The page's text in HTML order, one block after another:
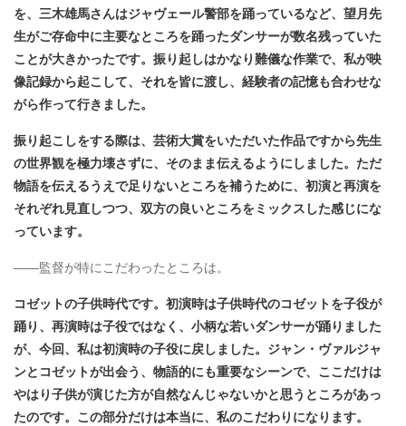
を、三木雄馬さんはジャヴェール警部を踊っているなど、望月先
生がご存命中に主要なところを踊ったダンサーが数名残っていた
ことが大きかったです。振り起しはかなり難儀な作業で、私が映
像記録から起こして、それを皆に渡し、経験者の記憶も合わせな
がら作って行きました。
振り起こしをする際は、芸術大賞をいただいた作品ですから先生
の世界観を極力壊さずに、そのまま伝えるようにしました。ただ
物語を伝えるうえで足りないところを補うために、初演と再演を
それぞれ見直しつつ、双方の良いところをミックスした感じにな
っています。
――監督が特にこだわったところは。
コゼットの子供時代です。初演時は子供時代のコゼットを子役が
踊り、再演時は子役ではなく、小柄な若いダンサーが踊りました
が、今回、私は初演時の子役に戻しました。ジャン・ヴァルジャ
ンとコゼットが出会う、物語的にも重要なシーンで、ここだけは
やはり子供が演じた方が自然なんじゃないかと思うところがあっ
たのです。この部分だけは本当に、私のこだわりになります。